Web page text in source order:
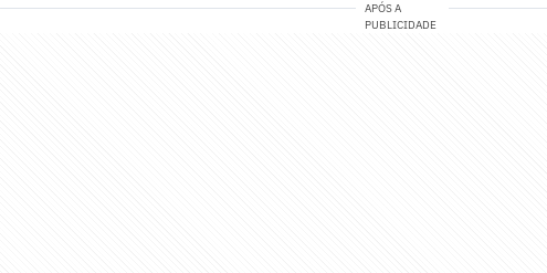
APÓS A
PUBLICIDADE